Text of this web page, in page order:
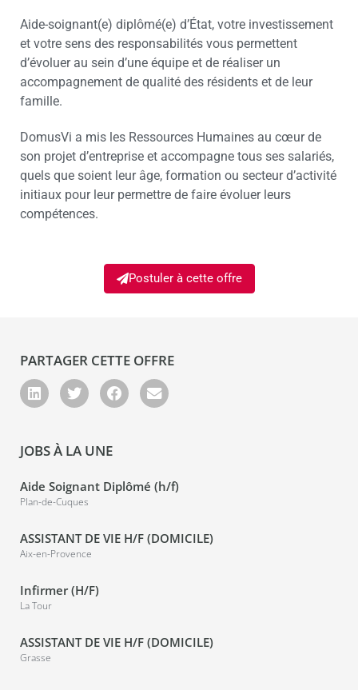
Aide-soignant(e) diplômé(e) d’État, votre investissement
et votre sens des responsabilités vous permettent
d’évoluer au sein d’une équipe et de réaliser un
accompagnement de qualité des résidents et de leur
famille.
DomusVi a mis les Ressources Humaines au cœur de
son projet d’entreprise et accompagne tous ses salariés,
quels que soient leur âge, formation ou secteur d’activité
initiaux pour leur permettre de faire évoluer leurs
compétences.
Postuler à cette offre
PARTAGER CETTE OFFRE
JOBS À LA UNE
Aide Soignant Diplômé (h/f)
Plan-de-Cuques
ASSISTANT DE VIE H/F (DOMICILE)
Aix-en-Provence
Infirmer (H/F)
La Tour
ASSISTANT DE VIE H/F (DOMICILE)
Grasse